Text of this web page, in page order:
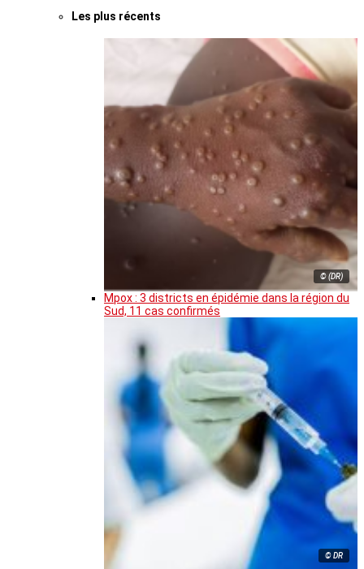
Les plus récents
© (DR)
Mpox : 3 districts en épidémie dans la région du
Sud, 11 cas confirmés
© DR